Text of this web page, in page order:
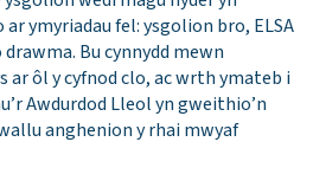
ymyriadau fel: ysgolion bro, ELSA
Bu cynnydd mewn
ar ôl y cyfnod clo, ac wrth ymateb i
Awdurdod Lleol yn gweithio’n
anghenion y rhai mwyaf